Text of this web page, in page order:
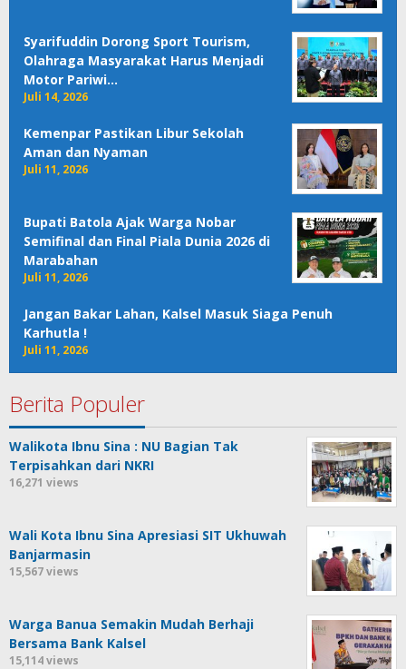
Syarifuddin Dorong Sport Tourism,
Olahraga Masyarakat Harus Menjadi
Motor Pariwi…
Juli 14, 2026
Kemenpar Pastikan Libur Sekolah
Aman dan Nyaman
Juli 11, 2026
Bupati Batola Ajak Warga Nobar
Semifinal dan Final Piala Dunia 2026 di
Marabahan
Juli 11, 2026
Jangan Bakar Lahan, Kalsel Masuk Siaga Penuh
Karhutla !
Juli 11, 2026
Berita Populer
Walikota Ibnu Sina : NU Bagian Tak
Terpisahkan dari NKRI
16,271 views
Wali Kota Ibnu Sina Apresiasi SIT Ukhuwah
Banjarmasin
15,567 views
Warga Banua Semakin Mudah Berhaji
Bersama Bank Kalsel
15,114 views